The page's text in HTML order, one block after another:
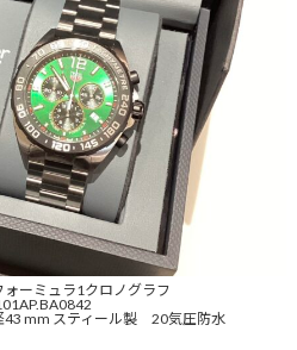
ォーミュラ1クロノグラフ
mm スティール製 20気圧防水